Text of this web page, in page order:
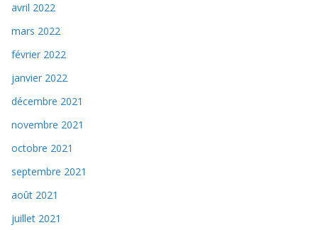
avril 2022
mars 2022
février 2022
janvier 2022
décembre 2021
novembre 2021
octobre 2021
septembre 2021
août 2021
juillet 2021